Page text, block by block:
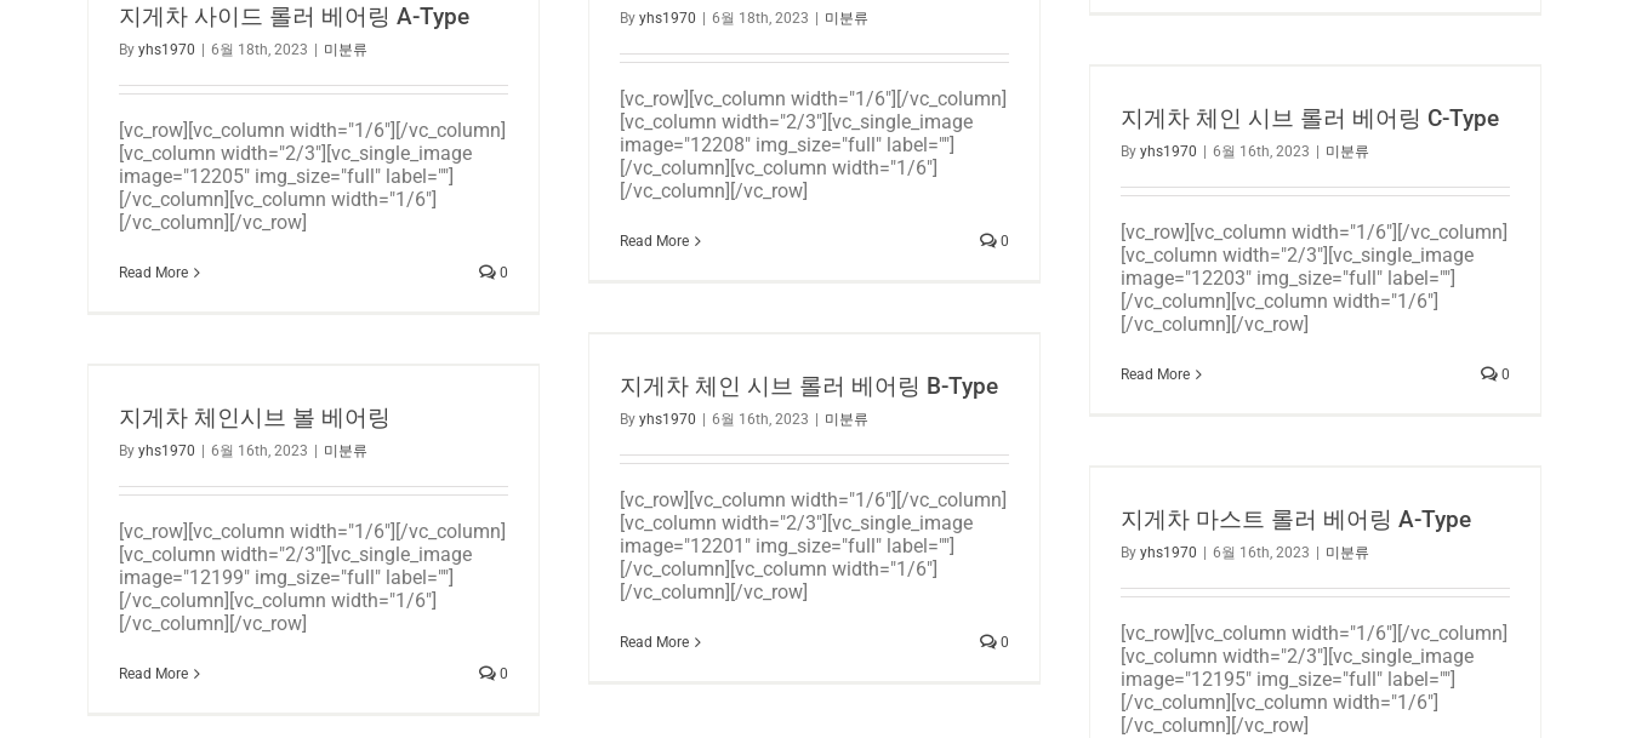
By yhs1970 6월 18th, 2023 미분류
[vc_row][vc_column width="1/6"][/vc_column]
[vc_column width="2/3"][vc_single_image
image="12208" img_size="full" label=""]
[/vc_column][vc_column width="1/6"]
[/vc_column][/vc_row]
Read More 0
지게차 사이드 롤러 베어링 A-Type
By yhs1970 6월 18th, 2023 미분류
[vc_row][vc_column width="1/6"][/vc_column]
[vc_column width="2/3"][vc_single_image
image="12205" img_size="full" label=""]
[/vc_column][vc_column width="1/6"]
[/vc_column][/vc_row]
Read More 0
지게차 체인 시브 롤러 베어링 C-Type
By yhs1970 6월 16th, 2023 미분류
[vc_row][vc_column width="1/6"][/vc_column]
[vc_column width="2/3"][vc_single_image
image="12203" img_size="full" label=""]
[/vc_column][vc_column width="1/6"]
[/vc_column][/vc_row]
Read More 0
지게차 체인 시브 롤러 베어링 B-Type
By yhs1970 6월 16th, 2023 미분류
[vc_row][vc_column width="1/6"][/vc_column]
[vc_column width="2/3"][vc_single_image
image="12201" img_size="full" label=""]
[/vc_column][vc_column width="1/6"]
[/vc_column][/vc_row]
Read More 0
지게차 체인시브 볼 베어링
By yhs1970 6월 16th, 2023 미분류
[vc_row][vc_column width="1/6"][/vc_column]
[vc_column width="2/3"][vc_single_image
image="12199" img_size="full" label=""]
[/vc_column][vc_column width="1/6"]
[/vc_column][/vc_row]
Read More 0
지게차 마스트 롤러 베어링 A-Type
By yhs1970 6월 16th, 2023 미분류
[vc_row][vc_column width="1/6"][/vc_column]
[vc_column width="2/3"][vc_single_image
image="12195" img_size="full" label=""]
[/vc_column][vc_column width="1/6"]
[/vc_column][/vc_row]